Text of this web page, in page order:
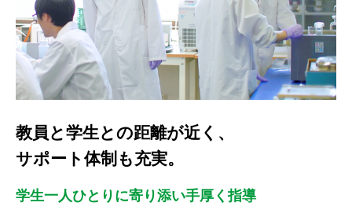
教員と学生との距離が近く、
サポート体制も充実。
学生一人ひとりに寄り添い手厚く指導